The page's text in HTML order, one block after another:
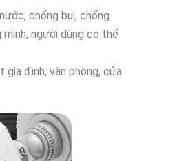
chống bụi, chống
minh, người dùng có thể
gia đình, văn phòng, cửa